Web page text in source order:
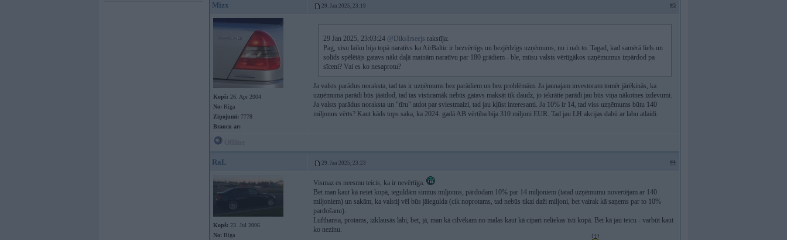
Mizx 29. Jan 2025, 23:19 #3
Kopš: 26. Apr 2004
No: Rīga
Ziņojumi: 7778
Braucu ar:
29 Jan 2025, 23:03:24 @DiksIrseejs rakstīja:
Pag, visu laiku bija topā naratīvs ka AirBaltic ir bezvērtīgs un bezjēdzīgs uzņēmums, nu i nah to. Tagad, kad samērā liels un
solīds spēlētājs gatavs nākt daļā mainām naratīvu par 180 grādiem - ble, mūsu valsts vērtīgākos uzņēmumus izpārdod pa
sīceni? Vai es ko nesaprotu?
Ja valsts parādus noraksta, tad tas ir uzņēmums bez parādiem un bez problēmām. Ja jaunajam investoram tomēr jārēķinās, ka
uzņēmuma parādi būs jāatdod, tad tas visticamāk nebūs gatavs maksāt tik daudz, jo iekrātie parādi jau būs viņa nākotnes izdevumi.
Ja valsts parādus noraksta un "tīru" atdot par sviestmaizi, tad jau kļūst interesanti. Ja 10% ir 14, tad viss uzņēmums būtu 140
miljonus vērts? Kaut kāds tops saka, ka 2024. gadā AB vērtība bija 310 miljoni EUR. Tad jau LH akcijas dabū ar labu atlaidi.
RaL 29. Jan 2025, 23:23 #4
Kopš: 23. Jul 2006
No: Rīga
Vismaz es neesmu teicis, ka ir nevērtīga.
Bet man kaut kā neiet kopā, ieguldām simtus miljonus, pārdodam 10% par 14 miljoniem (tatad uzņēmumu novertējam ar 140
miljoniem) un sakām, ka valstij vēl būs jāiegulda (cik noprotams, tad nebūs tikai daži miljoni, bet vairak kā saņems par to 10%
pardošanu).
Lufthansa, protams, izklausās labi, bet, jā, man kā cilvēkam no malas kaut kā cipari neliekas īsti kopā. Bet kā jau teicu - varbūt kaut
ko nezinu.